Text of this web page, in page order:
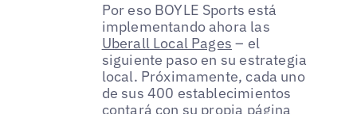
Por eso BOYLE Sports está
implementando ahora las
Uberall Local Pages – el
siguiente paso en su estrategia
local. Próximamente, cada uno
de sus 400 establecimientos
contará con su propia página